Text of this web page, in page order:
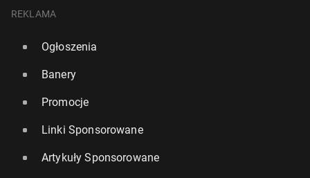
REKLAMA
Ogłoszenia
Banery
Promocje
Linki Sponsorowane
Artykuły Sponsorowane